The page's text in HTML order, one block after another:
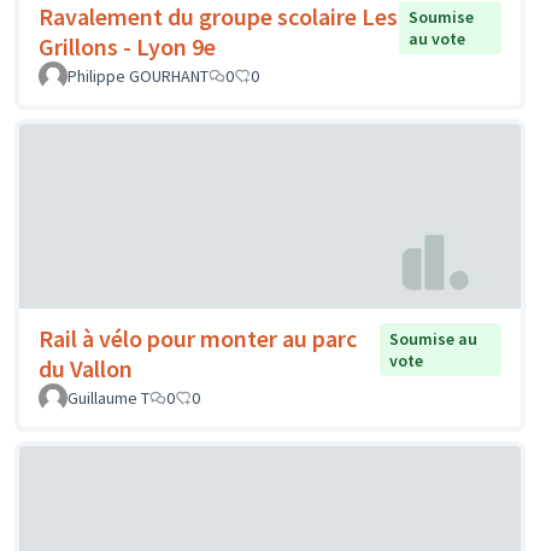
Ravalement du groupe scolaire Les
Grillons - Lyon 9e
Soumise
au vote
Philippe GOURHANT
0 0
Rail à vélo pour monter au parc
du Vallon
Soumise au
vote
Guillaume T
0 0